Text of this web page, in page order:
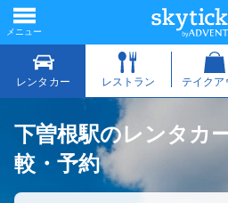
下曽根駅のレンタカ
較・予約